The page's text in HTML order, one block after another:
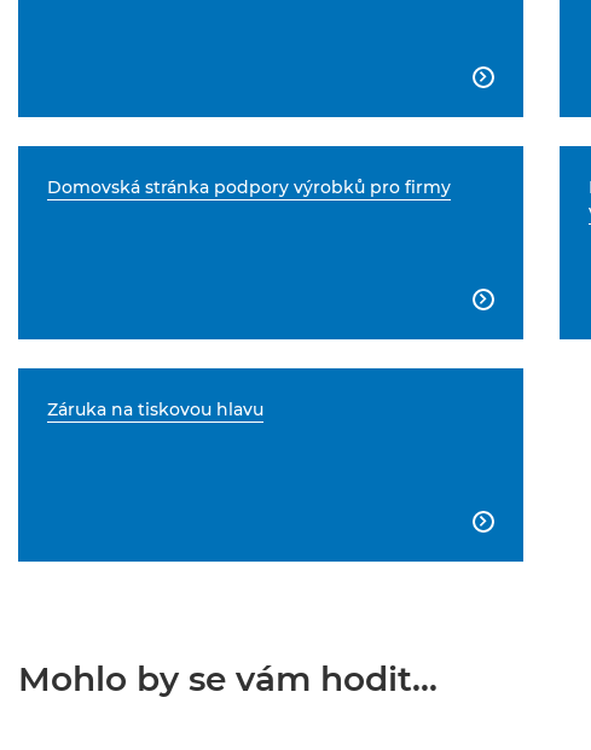

Domovská stránka podpory výrobků pro firmy

Záruka na tiskovou hlavu

Mohlo by se vám hodit...